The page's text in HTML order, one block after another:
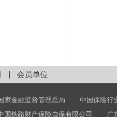
会员单位
家金融监督管理总局 中国保险行
国铁路财产保险自保有限公司
广